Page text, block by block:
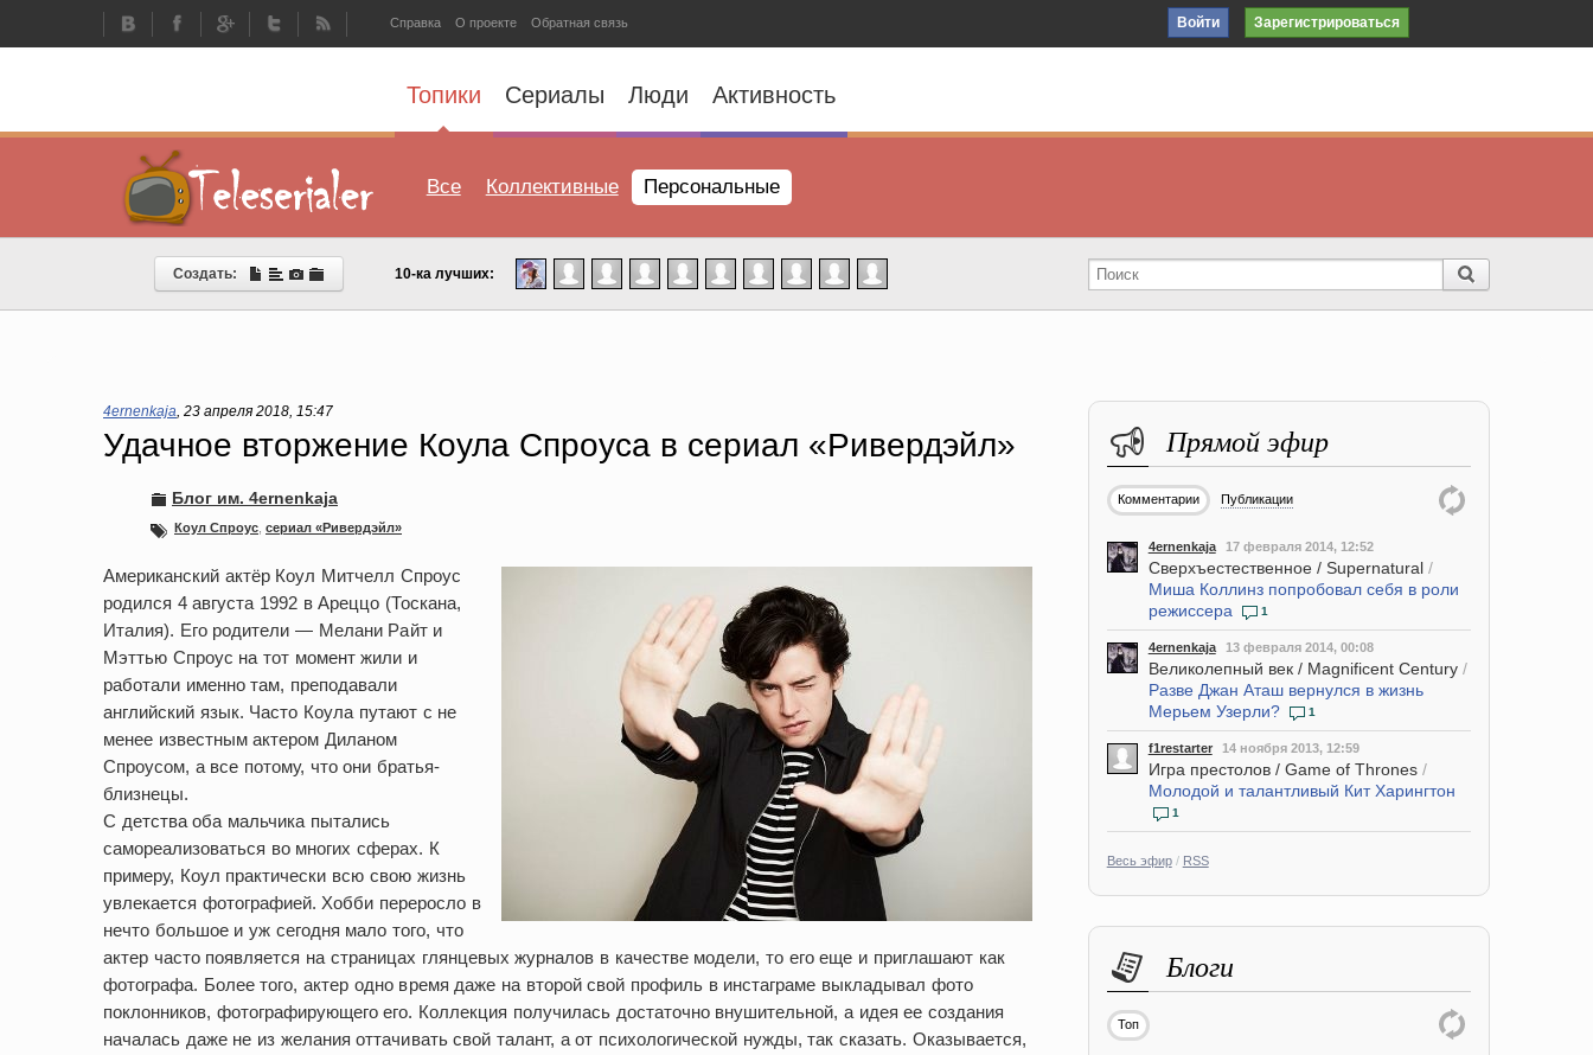
Справка О проекте Обратная связь Войти Зарегистрироваться
Топики Сериалы Люди Активность
Все Коллективные Персональные
Создать: 10-ка лучших:
Прямой эфир
Комментарии Публикации
4ernenkaja 17 февраля 2014, 12:52
Сверхъестественное / Supernatural/
Миша Коллинз попробовал себя в роли
режиссера
1
4ernenkaja 13 февраля 2014, 00:08
Великолепный век / Magnificent Century/
Разве Джан Аташ вернулся в жизнь
Мерьем Узерли?
1
f1restarter 14 ноября 2013, 12:59
Игра престолов / Game of Thrones/
Молодой и талантливый Кит Харингтон
1
Весь эфир/ RSS
Блоги
Топ
4ernenkaja, 23 апреля 2018, 15:47
Удачное вторжение Коула Спроуса в сериал «Ривердэйл»
Блог им. 4ernenkaja
Коул Спроус сериал «Ривердэйл»
Американский актёр Коул Митчелл Спроус
родился 4 августа 1992 в Ареццо (Тоскана,
Италия). Его родители — Мелани Райт и
Мэттью Спроус на тот момент жили и
работали именно там, преподавали
английский язык. Часто Коула путают с не
менее известным актером Диланом
Спроусом, а все потому, что они братья-
близнецы.
С детства оба мальчика пытались
самореализоваться во многих сферах. К
примеру, Коул практически всю свою жизнь
увлекается фотографией. Хобби переросло в
нечто большое и уж сегодня мало того, что
актер часто появляется на страницах глянцевых журналов в качестве модели, то его еще и приглашают как
фотографа. Более того, актер одно время даже на второй свой профиль в инстаграме выкладывал фото
поклонников, фотографирующего его. Коллекция получилась достаточно внушительной, а идея ее создания
началась даже не из желания оттачивать свой талант, а от психологической нужды, так сказать. Оказывается,